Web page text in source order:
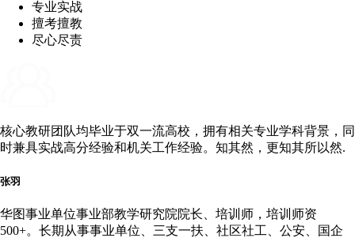
专业实战
擅考擅教
尽心尽责
核心教研团队均毕业于双一流高校，拥有相关专业学科背景，同
时兼具实战高分经验和机关工作经验。知其然，更知其所以然.
张羽
华图事业单位事业部教学研究院院长、培训师，培训师资
500+。长期从事事业单位、三支一扶、社区社工、公安、国企